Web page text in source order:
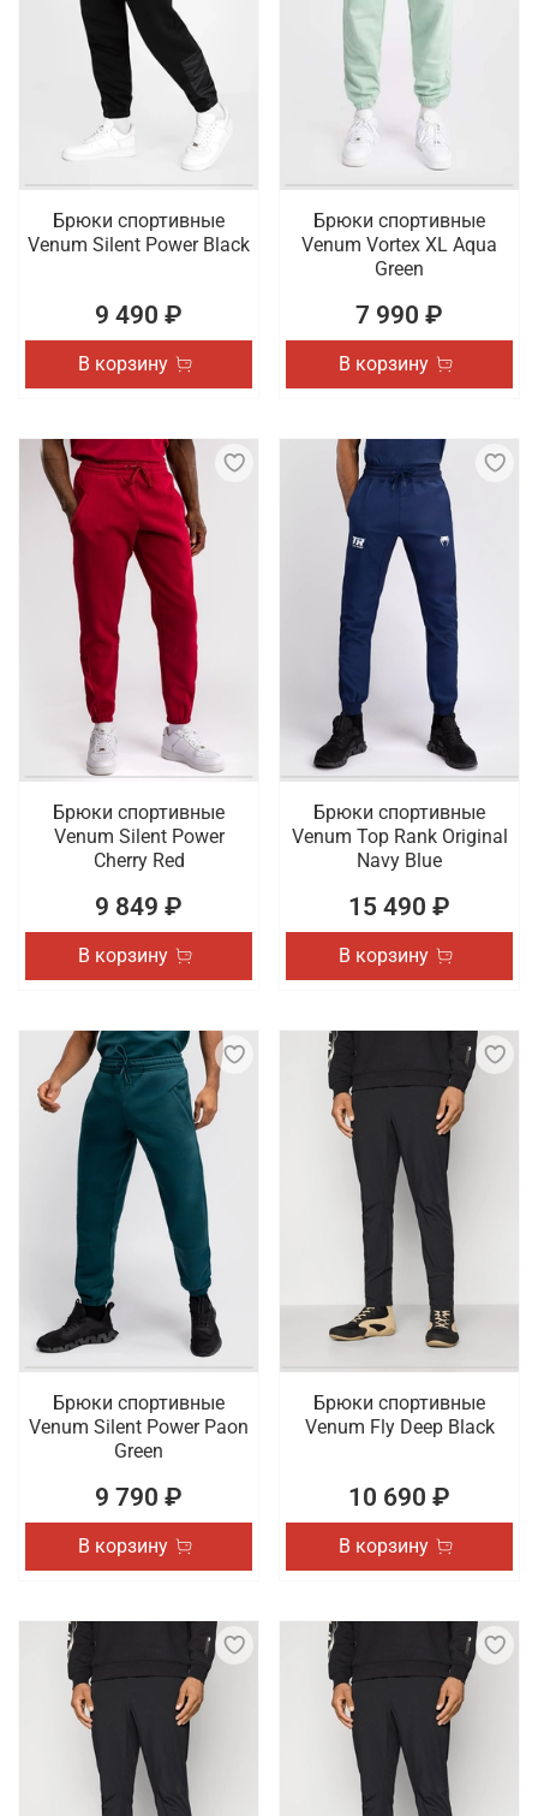
Брюки спортивные
Venum Silent Power Black
9 490 ₽
В корзину
Брюки спортивные
Venum Vortex XL Aqua
Green
7 990 ₽
В корзину
Брюки спортивные
Venum Silent Power
Cherry Red
9 849 ₽
В корзину
Брюки спортивные
Venum Top Rank Original
Navy Blue
15 490 ₽
В корзину
Брюки спортивные
Venum Silent Power Paon
Green
9 790 ₽
В корзину
Брюки спортивные
Venum Fly Deep Black
10 690 ₽
В корзину